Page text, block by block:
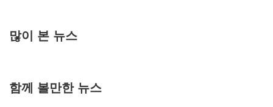
많이 본 뉴스
함께 볼만한 뉴스